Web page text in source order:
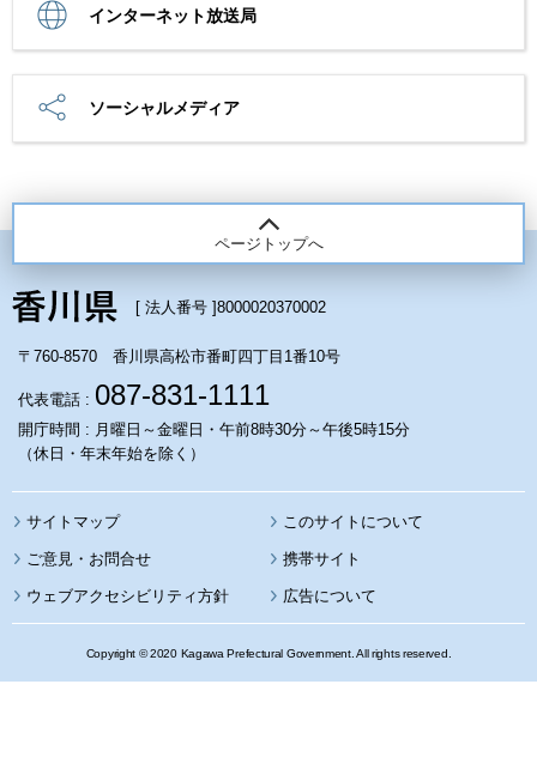
インターネット放送局
ソーシャルメディア
ページトップへ
[ 法人番号 ]8000020370002
〒760-8570 香川県高松市番町四丁目1番10号
代表電話 : 087-831-1111
開庁時間 : 月曜日～金曜日・午前8時30分～午後5時15分
（休日・年末年始を除く）
サイトマップ このサイトについて
携帯サイト
ウェブアクセシビリティ方針 広告について
Copyright © 2020 Kagawa Prefectural Government. All rights reserved.